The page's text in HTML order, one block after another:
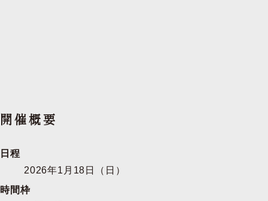
開催概要
日程
2026年1月18日（日）
時間枠